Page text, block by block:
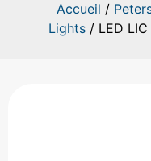
Accueil /
Lights / LED LIC